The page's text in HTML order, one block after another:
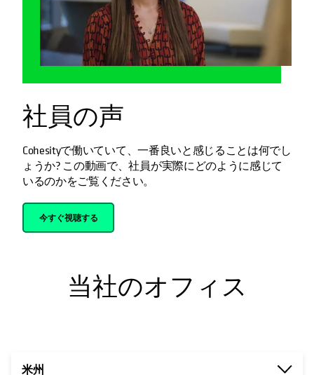
社員の声
Cohesityで働いていて、一番良いと感じることは何でし
ょうか? この動画で、社員が実際にどのように感じて
いるのかをご覧ください。
今すぐ視聴する
当社のオフィス
米州